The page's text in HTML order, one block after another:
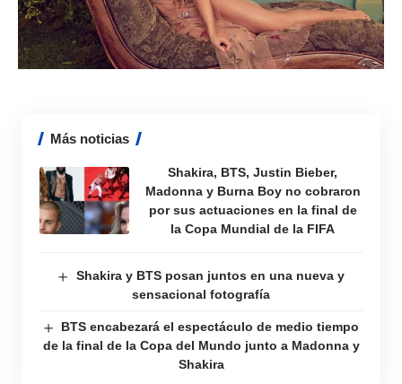
Más noticias
Shakira, BTS, Justin Bieber,
Madonna y Burna Boy no cobraron
por sus actuaciones en la final de
la Copa Mundial de la FIFA
Shakira y BTS posan juntos en una nueva y
sensacional fotografía
BTS encabezará el espectáculo de medio tiempo
de la final de la Copa del Mundo junto a Madonna y
Shakira